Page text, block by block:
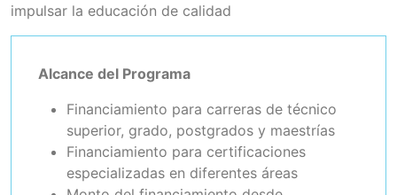
impulsar la educación de calidad
Alcance del Programa
Financiamiento para carreras de técnico
superior, grado, postgrados y maestrías
Financiamiento para certificaciones
especializadas en diferentes áreas